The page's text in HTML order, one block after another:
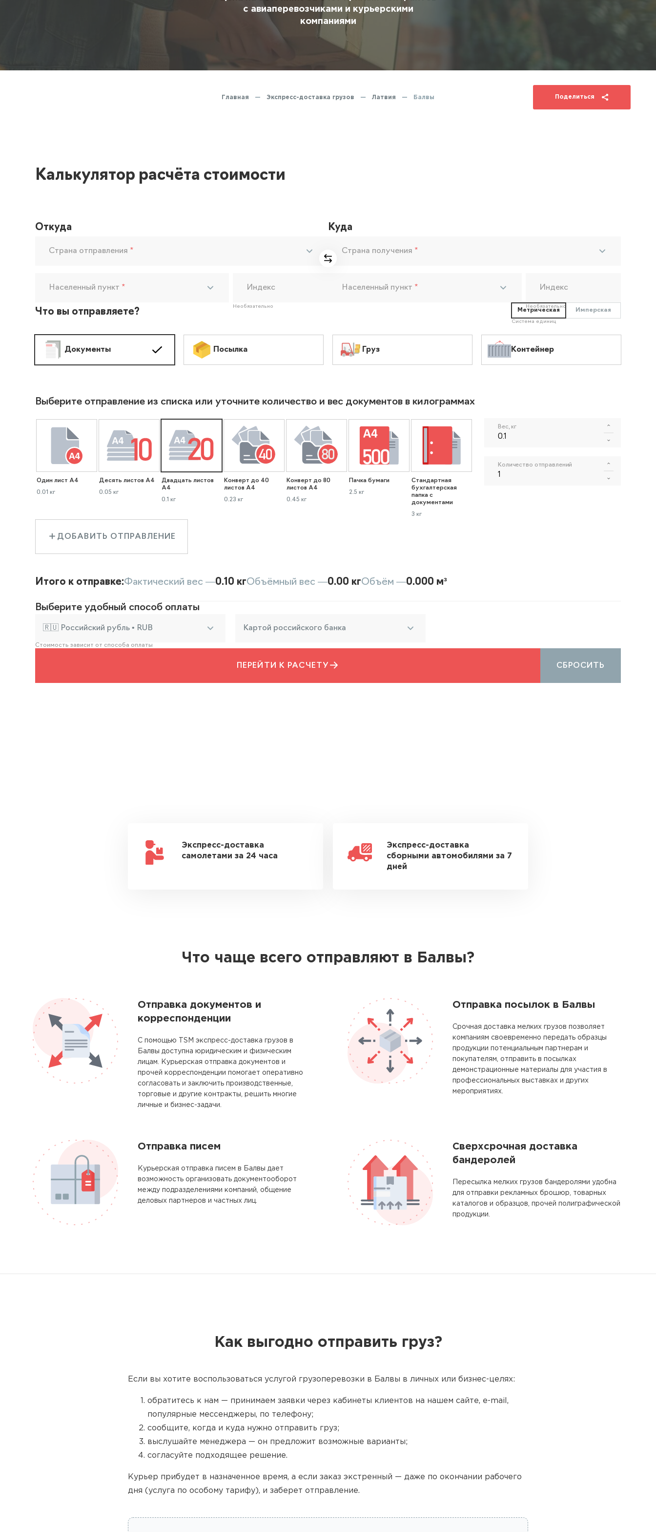
декларирование
с авиаперевозчиками и курьерскими
компаниями
Главная — Экспресс-доставка грузов — Латвия — Балвы Поделиться
Калькулятор расчёта стоимости
Откуда
Страна отправления *
Населенный пункт * Индекс
Необязательно
Куда
Страна получения *
Населенный пункт * Индекс
Необязательно
Что вы отправляете? Метрическая Имперская
Система единиц
Документы Посылка Груз Контейнер
Выберите отправление из списка или уточните количество и вес документов в килограммах
Один лист А4
0.01 кг
Десять листов А4
0.05 кг
Двадцать листов
А4
0.1 кг
Конверт до 40
листов А4
0.23 кг
Конверт до 80
листов А4
0.45 кг
Пачка бумаги
2.5 кг
Стандартная
бухгалтерская
папка с
документами
3 кг
Вес, кг
Количество отправлений
ДОБАВИТЬ ОТПРАВЛЕНИЕ
Итого к отправке:Фактический вес —0.10 кгОбъёмный вес —0.00 кгОбъём —0.000 м³
Выберите удобный способ оплаты
🇷🇺 Российский рубль • RUB Картой российского банка
Стоимость зависит от способа оплаты
ПЕРЕЙТИ К РАСЧЕТУ СБРОСИТЬ
Экспресс-доставка
самолетами за 24 часа
Экспресс-доставка
сборными автомобилями за 7
дней
Что чаще всего отправляют в Балвы?
Отправка документов и
корреспонденции
С помощью TSM экспресс-доставка грузов в
Балвы доступна юридическим и физическим
лицам. Курьерская отправка документов и
прочей корреспонденции помогает оперативно
согласовать и заключить производственные,
торговые и другие контракты, решить многие
личные и бизнес-задачи.
Отправка посылок в Балвы
Срочная доставка мелких грузов позволяет
компаниям своевременно передать образцы
продукции потенциальным партнерам и
покупателям, отправить в посылках
демонстрационные материалы для участия в
профессиональных выставках и других
мероприятиях.
Отправка писем
Курьерская отправка писем в Балвы дает
возможность организовать документооборот
между подразделениями компаний, общение
деловых партнеров и частных лиц.
Сверхсрочная доставка
бандеролей
Пересылка мелких грузов бандеролями удобна
для отправки рекламных брошюр, товарных
каталогов и образцов, прочей полиграфической
продукции.
Как выгодно отправить груз?
Если вы хотите воспользоваться услугой грузоперевозки в Балвы в личных или бизнес-целях:
обратитесь к нам — принимаем заявки через кабинеты клиентов на нашем сайте, e-mail,
популярные мессенджеры, по телефону;
сообщите, когда и куда нужно отправить груз;
выслушайте менеджера — он предложит возможные варианты;
согласуйте подходящее решение.
Курьер прибудет в назначенное время, а если заказ экстренный — даже по окончании рабочего
дня (услуга по особому тарифу), и заберет отправление.